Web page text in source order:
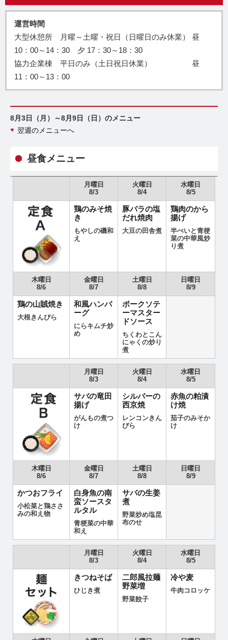
運営時間
大型休憩所 月曜～土曜・祝日（日曜日のみ休業） 昼
10：00～14：30 夕 17：30～18：30
協力企業棟 平日のみ（土日祝日休業） 昼
11：00～13：00
8月3日（月）～8月9日（日）のメニュー
翌週のメニューへ
昼食メニュー
月曜日
8/3
火曜日
8/4
水曜日
8/5
鶏のみそ焼
き
もやしの磯和
え
豚バラの塩
だれ焼肉
大豆の田舎煮
鶏肉のから
揚げ
半ぺいと青梗
菜の中華風炒
り煮
木曜日
8/6
金曜日
8/7
土曜日
8/8
日曜日
8/9
鶏の山賊焼き
大根きんぴら
和風ハンバ
ーグ
にらキムチ炒
め
ポークソテ
ーマスター
ドソース
ちくわとこん
にゃくの炒り
煮
月曜日
8/3
火曜日
8/4
水曜日
8/5
サバの竜田
揚げ
がんもの煮つ
け
シルバーの
西京焼
レンコンきん
ぴら
赤魚の粕漬
け焼
茄子のみそか
け
木曜日
8/6
金曜日
8/7
土曜日
8/8
日曜日
8/9
かつおフライ
小松菜と鶏ささ
みの和え物
白身魚の南
蛮ソースタ
ルタル
青梗菜の中華
和え
サバの生姜
煮
野菜炒め塩昆
布のせ
月曜日
8/3
火曜日
8/4
水曜日
8/5
きつねそば
ひじき煮
二郎風拉麺
野菜増
野菜餃子
冷や麦
牛肉コロッケ